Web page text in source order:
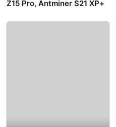
Z15 Pro, Antminer S21 XP+